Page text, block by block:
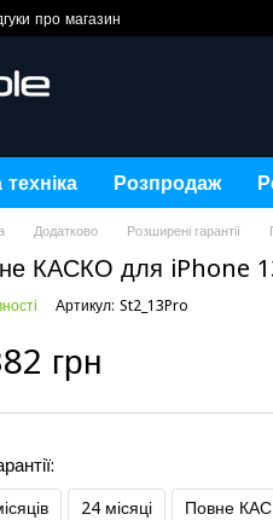
про магазин
Розпродаж
Додатково Розширені гарантії
КАСКО для iPhone
Артикул: St2_13Pro
грн
24 місяці Повне